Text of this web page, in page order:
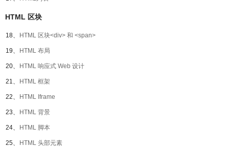
HTML 区块
18、 HTML 区块<div> 和 <span>
19、 HTML 布局
20、 HTML 响应式 Web 设计
21、 HTML 框架
22、 HTML Iframe
23、 HTML 背景
24、 HTML 脚本
25、 HTML 头部元素